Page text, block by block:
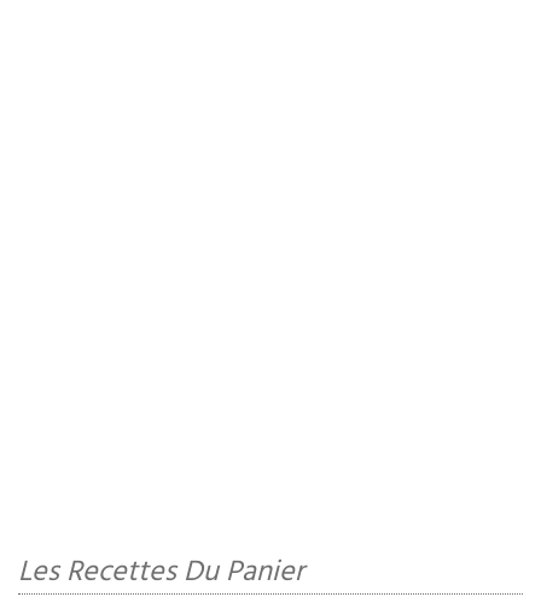
Les Recettes Du Panier